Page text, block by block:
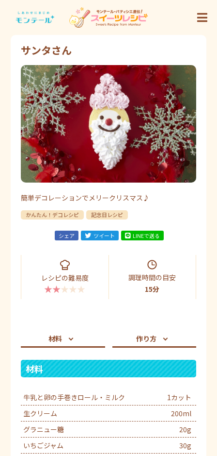
サンタさん
簡単デコレーションでメリークリスマス♪
かんたん！デコレシピ 記念日レシピ
シェア ツイート LINEで送る
レシピの難易度
★★★★★
調理時間の目安
15分
材料 作り方
材料
牛乳と卵の手巻きロール・ミルク
1カット
生クリーム
200ml
グラニュー糖
20g
いちごジャム
30g